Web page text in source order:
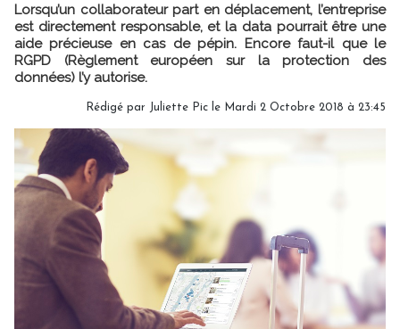
Lorsqu’un collaborateur part en déplacement, l’entreprise
est directement responsable, et la data pourrait être une
aide précieuse en cas de pépin. Encore faut-il que le
RGPD (Règlement européen sur la protection des
données) l’y autorise.
Rédigé par Juliette Pic le Mardi 2 Octobre 2018 à 23:45